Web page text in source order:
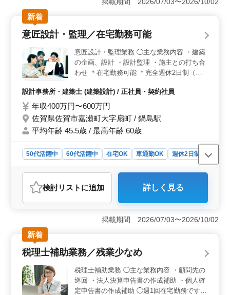
験 のある方の募集で、これまでのキャリアを存分に活
かせる職場です。 ＜完全週休2日制・残業なしで働き
やすい＞ 完全週休2日制（土日祝休み）で、残業もあり
ません。メリハリをつけて働ける勤務体制です。 ＜
在宅勤務OK＆通勤しやすい環境＞ 在宅勤務が可能で、
自宅から業務に取り組むことも可能です。通勤する場合
も、高岳駅から徒歩圏内で通勤しやすく、交通費支給も
あり通勤の負担を抑えながら働ける環境です。
新着
意匠設計・監理／在宅勤務可能
意匠設計・監理業務 ◯主な業務内容 ・建築
の企画、設計 ・設計監理 ・施主との打ち合
わせ ＊在宅勤務可能 ＊完全週休2日制（土
積み重ねてきた経験を活かせるお仕事です！
経験豊富なベテランさん、ぜひご応募くださ
い！
設計事務所・建築士 (建築設計) / 正社員・契約社員
年収400万円〜600万円
佐賀県佐賀市嘉瀬町大字扇町 / 鍋島駅
平均年齢 45.5歳 / 最高年齢 60歳
50代活躍中 60代活躍中 在宅OK 車通勤OK
週休2日制
おすすめポイント
＜経験を活かせる意匠設計・監理業務＞ 建築の企画・
設計や設計監理、施主との打ち合わせを担当します。設
計経験を活かし、即戦力として活躍できます。 ＜完
全週休2日制で働きやすい＞ 完全週休2日制（土日祝休
み）で、しっかり休みを確保できます。予定も立てやす
く、働きやすい勤務体制です。 ＜在宅勤務OK＆柔軟
な働き方が可能＞ 在宅勤務が可能で、自宅から業務に
取り組めます。フレックスタイム制により勤務時間を調
整でき、自分のペースで働ける環境です。
検討リスト に追加 詳しく見る
掲載期間 2026/07/03〜2026/10/02
新着
税理士補助業務／残業少なめ
税理士補助業務 ◯主な業務内容 ・顧問先の
巡回 ・法人決算申告書の作成補助 ・個人確
定申告書の作成補助 ◯週1回在宅勤務です。